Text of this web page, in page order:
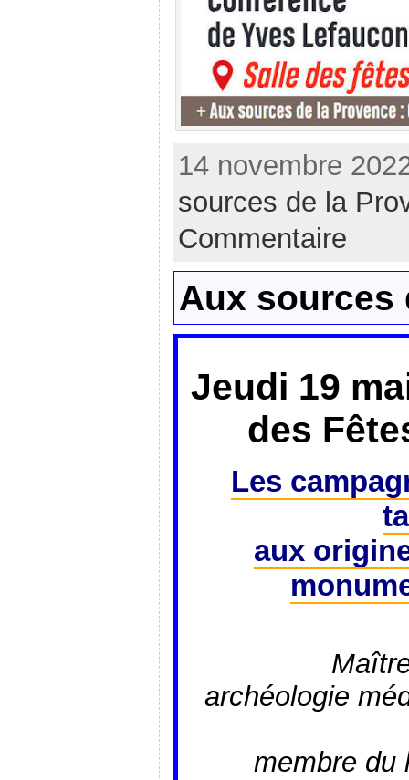
14 novembre
sources de la
Commentaire
Aux sources
Jeudi 19
des
Les
aux
archéologie
membre du